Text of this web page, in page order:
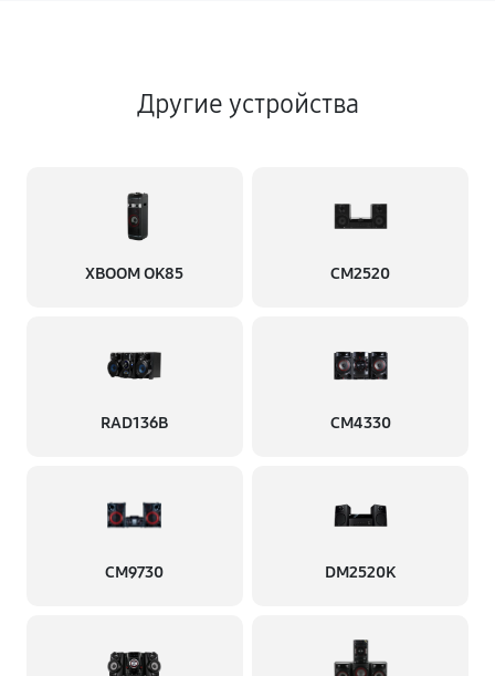
Другие устройства
XBOOM OK85 CM2520
RAD136B CM4330
CM9730 DM2520K